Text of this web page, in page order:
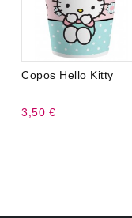
Copos Hello Kitty
3,50 €